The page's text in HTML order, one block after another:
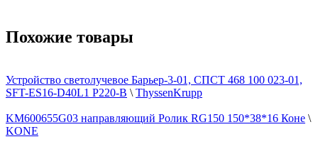
Похожие товары
Устройство светолучевое Барьер-3-01, СПСТ 468 100 023-01,
SFT-ES16-D40L1 P220-B \ ThyssenKrupp
KM600655G03 направляющий Ролик RG150 150*38*16 Коне \
KONE